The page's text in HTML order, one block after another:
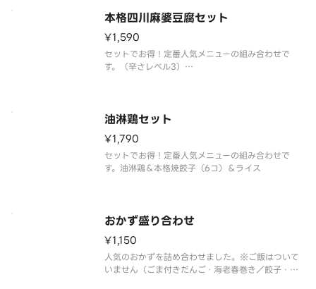
本格四川麻婆豆腐セット
¥1,590
セットでお得！定番人気メニューの組み合わせで
す。（辛さレベル3）
油淋鶏セット
¥1,790
セットでお得！定番人気メニューの組み合わせで
す。油淋鶏＆本格焼餃子（6コ）＆ライス
おかず盛り合わせ
¥1,150
人気のおかずを詰め合わせました。※ご飯はついて
いません（ごま付きだんご・海老春巻き／餃子・エ